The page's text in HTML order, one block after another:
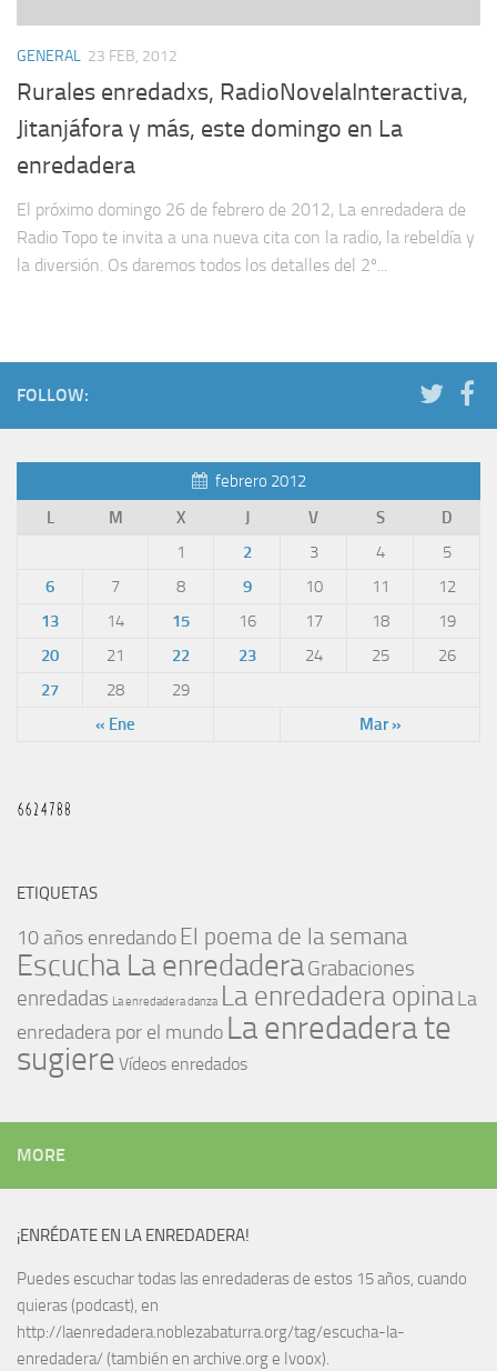
GENERAL 23 FEB, 2012
Rurales enredadxs, RadioNovelaInteractiva,
Jitanjáfora y más, este domingo en La
enredadera
El próximo domingo 26 de febrero de 2012, La enredadera de
Radio Topo te invita a una nueva cita con la radio, la rebeldía y
la diversión. Os daremos todos los detalles del 2º...
FOLLOW:
febrero 2012
L
M X J V S D
« Ene Mar »
1 2 3 4
5
6
7 8 9 10 11
12
13
14 15 16 17 18
19
20
21 22 23 24 25
26
27
28 29
ETIQUETAS
10 años enredando El poema de la semana
Escucha La enredaderaGrabaciones
enredadas La enredadera danza La enredadera opina La
enredadera por el mundo La enredadera te
sugiere Vídeos enredados
MORE
¡ENRÉDATE EN LA ENREDADERA!
Puedes escuchar todas las enredaderas de estos 15 años, cuando
quieras (podcast), en
http://laenredadera.noblezabaturra.org/tag/escucha-la-
enredadera/ (también en archive.org e Ivoox).